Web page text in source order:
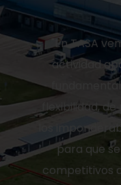
"En TASA
actividad
fundamental
flexibilidad,
los
para que
competitivos